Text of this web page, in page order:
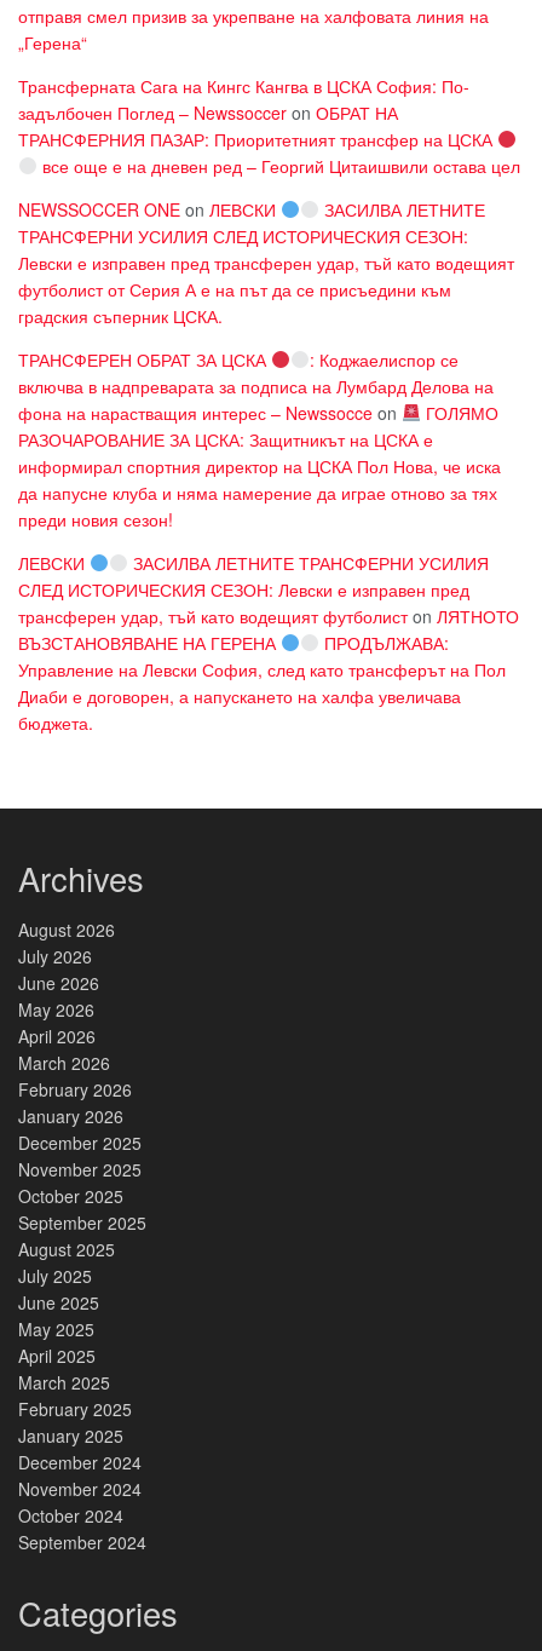
отправя смел призив за укрепване на халфовата линия на
„Герена“
Трансферната Сага на Кингс Кангва в ЦСКА София: По-
задълбочен Поглед – Newssoccer on ОБРАТ НА
ТРАНСФЕРНИЯ ПАЗАР: Приоритетният трансфер на ЦСКА
все още е на дневен ред – Георгий Цитаишвили остава цел
NEWSSOCCER ONE on ЛЕВСКИ
ЗАСИЛВА ЛЕТНИТЕ
ТРАНСФЕРНИ УСИЛИЯ СЛЕД ИСТОРИЧЕСКИЯ СЕЗОН:
Левски е изправен пред трансферен удар, тъй като водещият
футболист от Серия А е на път да се присъедини към
градския съперник ЦСКА.
ТРАНСФЕРЕН ОБРАТ ЗА ЦСКА
: Коджаелиспор се
включва в надпреварата за подписа на Лумбард Делова на
фона на нарастващия интерес – Newssocce on
ГОЛЯМО
РАЗОЧАРОВАНИЕ ЗА ЦСКА: Защитникът на ЦСКА е
информирал спортния директор на ЦСКА Пол Нова, че иска
да напусне клуба и няма намерение да играе отново за тях
преди новия сезон!
ЛЕВСКИ
ЗАСИЛВА ЛЕТНИТЕ ТРАНСФЕРНИ УСИЛИЯ
СЛЕД ИСТОРИЧЕСКИЯ СЕЗОН: Левски е изправен пред
трансферен удар, тъй като водещият футболистon ЛЯТНОТО
ВЪЗСТАНОВЯВАНЕ НА ГЕРЕНА
ПРОДЪЛЖАВА:
Управление на Левски София, след като трансферът на Пол
Диаби е договорен, а напускането на халфа увеличава
бюджета.
Archives
August 2026
July 2026
June 2026
May 2026
April 2026
March 2026
February 2026
January 2026
December 2025
November 2025
October 2025
September 2025
August 2025
July 2025
June 2025
May 2025
April 2025
March 2025
February 2025
January 2025
December 2024
November 2024
October 2024
September 2024
Categories